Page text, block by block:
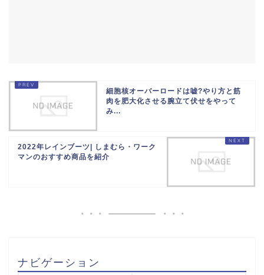
細胞核オーバーロードは嘘?やり方と筋
肉を肥大化させる腕立て伏せをやって
み...
2022年レインブーツ| しまむら・ワーク
マンのおすすめ商品を紹介
ナビゲーション